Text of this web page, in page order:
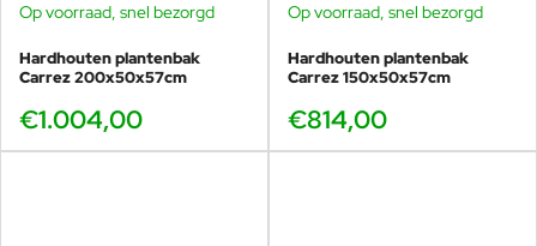
Op voorraad, snel bezorgd
Hardhouten plantenbak
Carrez 200x50x57cm
€1.004,00
Op voorraad, snel bezorgd
Hardhouten plantenbak
Carrez 150x50x57cm
€814,00